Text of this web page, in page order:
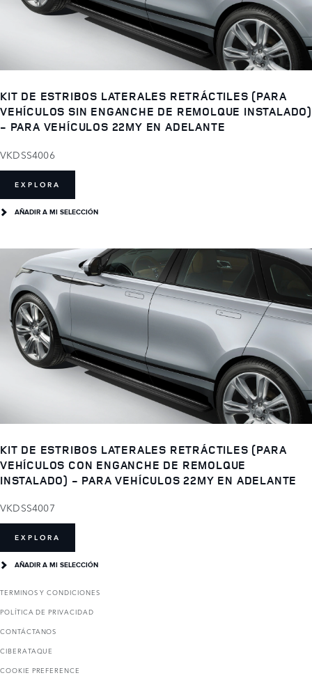
KIT DE ESTRIBOS LATERALES RETRÁCTILES (PARA
VEHÍCULOS SIN ENGANCHE DE REMOLQUE INSTALADO)
- PARA VEHÍCULOS 22MY EN ADELANTE
VKDSS4006
EXPLORA
AÑADIR A MI SELECCIÓN
KIT DE ESTRIBOS LATERALES RETRÁCTILES (PARA
VEHÍCULOS CON ENGANCHE DE REMOLQUE
INSTALADO) - PARA VEHÍCULOS 22MY EN ADELANTE
VKDSS4007
EXPLORA
AÑADIR A MI SELECCIÓN
TERMINOS Y CONDICIONES
POLÍTICA DE PRIVACIDAD
CONTÁCTANOS
CIBERATAQUE
COOKIE PREFERENCE